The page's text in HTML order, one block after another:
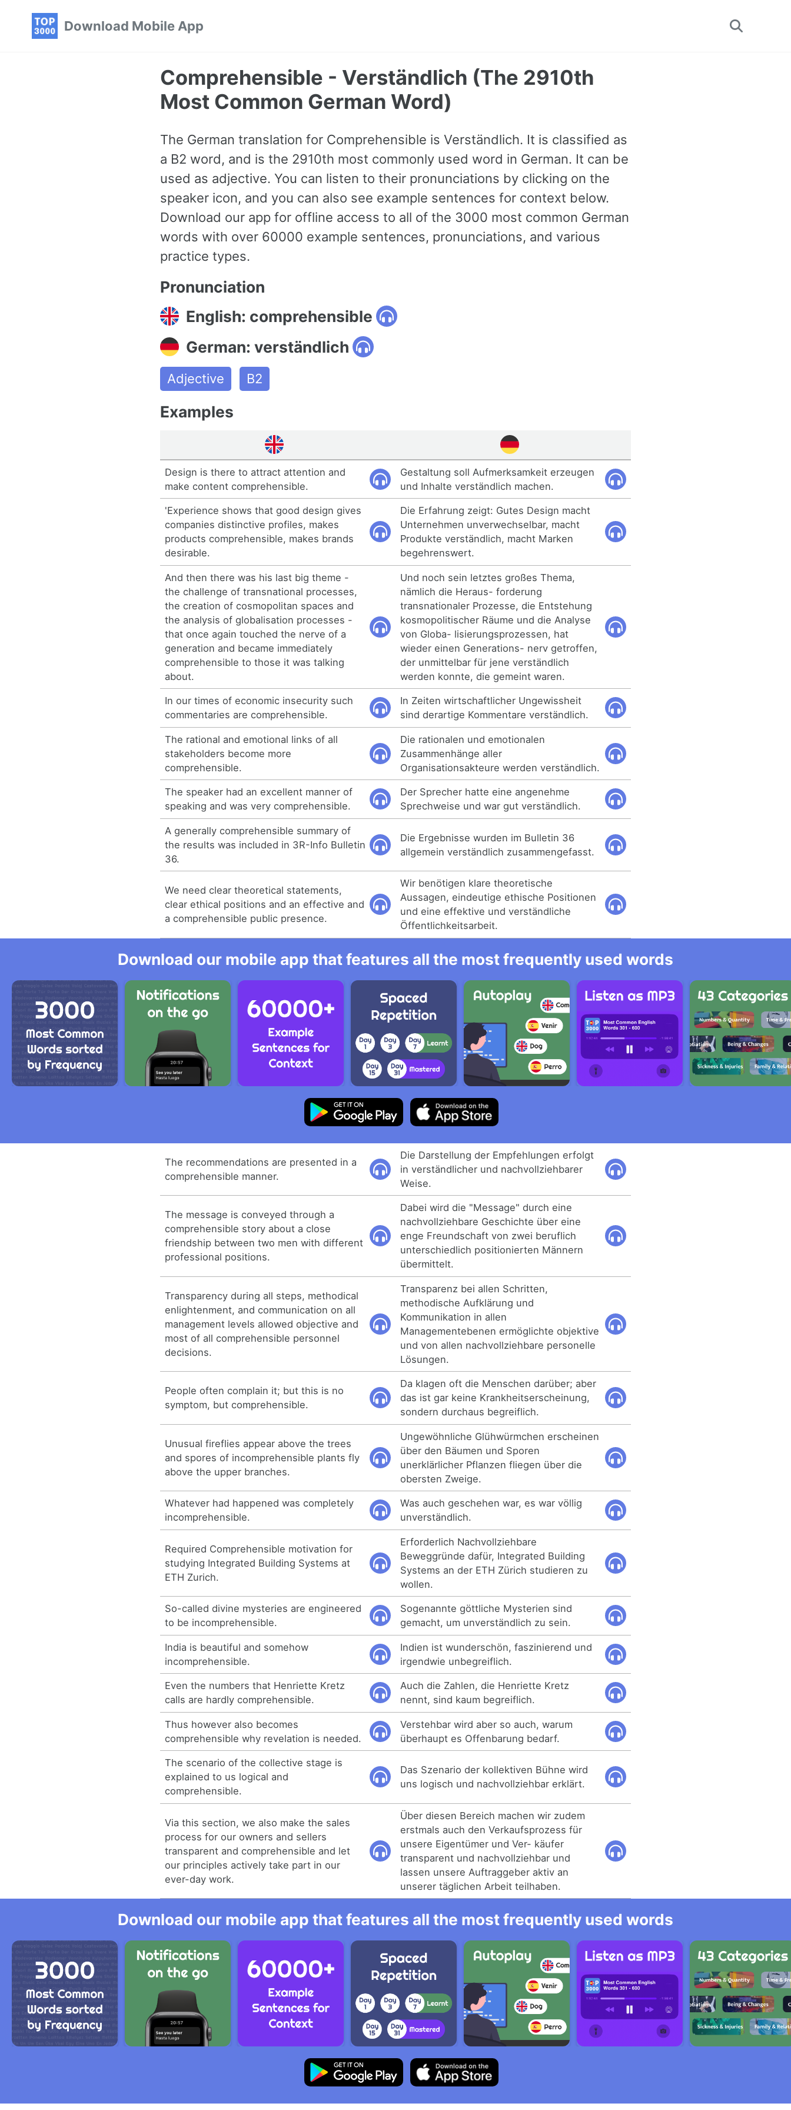
Download Mobile App
Toggle
Comprehensible - Verständlich (The 2910th
Most Common German Word)
The German translation for Comprehensible is Verständlich. It is classified as
a B2 word, and is the 2910th most commonly used word in German. It can be
used as adjective. You can listen to their pronunciations by clicking on the
speaker icon, and you can also see example sentences for context below.
Download our app for offline access to all of the 3000 most common German
words with over 60000 example sentences, pronunciations, and various
practice types.
Pronunciation
English: comprehensible
German: verständlich
Adjective B2
Examples
Design is there to attract attention and
make content comprehensible.
Gestaltung soll Aufmerksamkeit erzeugen
und Inhalte verständlich machen.
'Experience shows that good design gives
companies distinctive profiles, makes
products comprehensible, makes brands
desirable.
Die Erfahrung zeigt: Gutes Design macht
Unternehmen unverwechselbar, macht
Produkte verständlich, macht Marken
begehrenswert.
And then there was his last big theme -
the challenge of transnational processes,
the creation of cosmopolitan spaces and
the analysis of globalisation processes -
that once again touched the nerve of a
generation and became immediately
comprehensible to those it was talking
about.
Und noch sein letztes großes Thema,
nämlich die Heraus- forderung
transnationaler Prozesse, die Entstehung
kosmopolitischer Räume und die Analyse
von Globa- lisierungsprozessen, hat
wieder einen Generations- nerv getroffen,
der unmittelbar für jene verständlich
werden konnte, die gemeint waren.
In our times of economic insecurity such
commentaries are comprehensible.
In Zeiten wirtschaftlicher Ungewissheit
sind derartige Kommentare verständlich.
The rational and emotional links of all
stakeholders become more
comprehensible.
Die rationalen und emotionalen
Zusammenhänge aller
Organisationsakteure werden verständlich.
The speaker had an excellent manner of
speaking and was very comprehensible.
Der Sprecher hatte eine angenehme
Sprechweise und war gut verständlich.
A generally comprehensible summary of
the results was included in 3R-Info Bulletin
36.
Die Ergebnisse wurden im Bulletin 36
allgemein verständlich zusammengefasst.
We need clear theoretical statements,
clear ethical positions and an effective and
a comprehensible public presence.
Wir benötigen klare theoretische
Aussagen, eindeutige ethische Positionen
und eine effektive und verständliche
Öffentlichkeitsarbeit.
Download our mobile app that features all the most frequently used words
The recommendations are presented in a
comprehensible manner.
Die Darstellung der Empfehlungen erfolgt
in verständlicher und nachvollziehbarer
Weise.
The message is conveyed through a
comprehensible story about a close
friendship between two men with different
professional positions.
Dabei wird die "Message" durch eine
nachvollziehbare Geschichte über eine
enge Freundschaft von zwei beruflich
unterschiedlich positionierten Männern
übermittelt.
Transparency during all steps, methodical
enlightenment, and communication on all
management levels allowed objective and
most of all comprehensible personnel
decisions.
Transparenz bei allen Schritten,
methodische Aufklärung und
Kommunikation in allen
Managementebenen ermöglichte objektive
und von allen nachvollziehbare personelle
Lösungen.
People often complain it; but this is no
symptom, but comprehensible.
Da klagen oft die Menschen darüber; aber
das ist gar keine Krankheitserscheinung,
sondern durchaus begreiflich.
Unusual fireflies appear above the trees
and spores of incomprehensible plants fly
above the upper branches.
Ungewöhnliche Glühwürmchen erscheinen
über den Bäumen und Sporen
unerklärlicher Pflanzen fliegen über die
obersten Zweige.
Whatever had happened was completely
incomprehensible.
Was auch geschehen war, es war völlig
unverständlich.
Required Comprehensible motivation for
studying Integrated Building Systems at
ETH Zurich.
Erforderlich Nachvollziehbare
Beweggründe dafür, Integrated Building
Systems an der ETH Zürich studieren zu
wollen.
So-called divine mysteries are engineered
to be incomprehensible.
Sogenannte göttliche Mysterien sind
gemacht, um unverständlich zu sein.
India is beautiful and somehow
incomprehensible.
Indien ist wunderschön, faszinierend und
irgendwie unbegreiflich.
Even the numbers that Henriette Kretz
calls are hardly comprehensible.
Auch die Zahlen, die Henriette Kretz
nennt, sind kaum begreiflich.
Thus however also becomes
comprehensible why revelation is needed.
Verstehbar wird aber so auch, warum
überhaupt es Offenbarung bedarf.
The scenario of the collective stage is
explained to us logical and
comprehensible.
Das Szenario der kollektiven Bühne wird
uns logisch und nachvollziehbar erklärt.
Via this section, we also make the sales
process for our owners and sellers
transparent and comprehensible and let
our principles actively take part in our
ever-day work.
Über diesen Bereich machen wir zudem
erstmals auch den Verkaufsprozess für
unsere Eigentümer und Ver- käufer
transparent und nachvollziehbar und
lassen unsere Auftraggeber aktiv an
unserer täglichen Arbeit teilhaben.
Download our mobile app that features all the most frequently used words